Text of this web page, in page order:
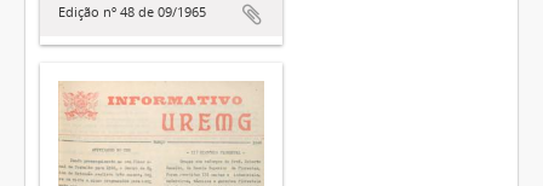
Edição nº 48 de 09/1965